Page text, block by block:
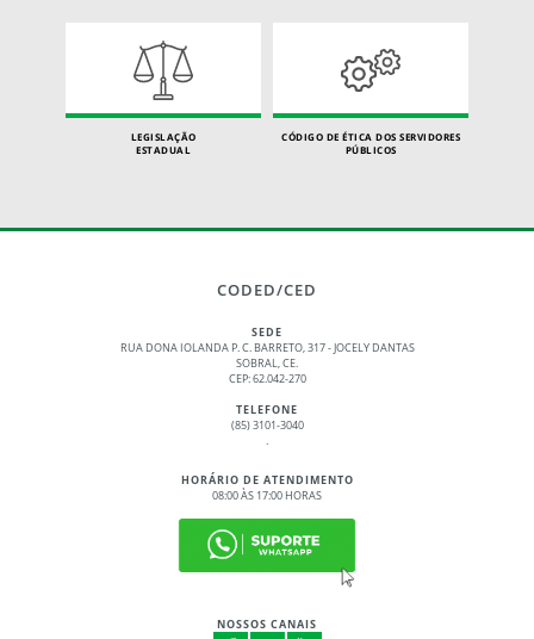
LEGISLAÇÃO
ESTADUAL
CÓDIGO DE ÉTICA DOS SERVIDORES
PÚBLICOS
CODED/CED
SEDE
RUA DONA IOLANDA P. C. BARRETO, 317 - JOCELY DANTAS
SOBRAL, CE.
CEP: 62.042-270
TELEFONE
(85) 3101-3040
.
HORÁRIO DE ATENDIMENTO
08:00 ÀS 17:00 HORAS
NOSSOS CANAIS